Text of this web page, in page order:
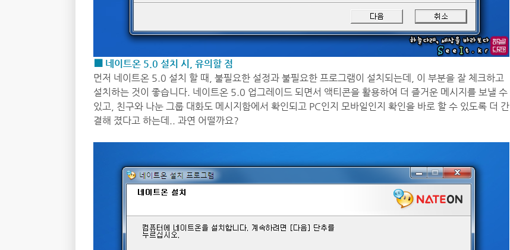
■ 네이트온 5.0 설치 시, 유의할 점
먼저 네이트온 5.0 설치 할 때, 불필요한 설정과 불필요한 프로그램이 설치되는데, 이 부분을 잘 체크하고
설치하는 것이 좋습니다. 네이트온 5.0 업그레이드 되면서 액티콘을 활용하여 더 즐거운 메시지를 보낼 수
있고, 친구와 나눈 그룹 대화도 메시지함에서 확인되고 PC인지 모바일인지 확인을 바로 할 수 있도록 더 간
결해 졌다고 하는데.. 과연 어떨까요?